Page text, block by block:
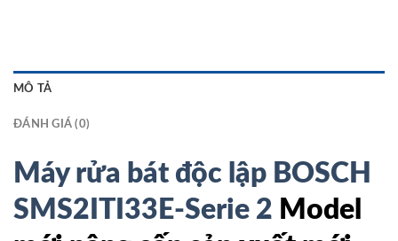
MÔ TẢ
ĐÁNH GIÁ (0)
Máy rửa bát độc lập BOSCH
SMS2ITI33E-Serie 2 Model